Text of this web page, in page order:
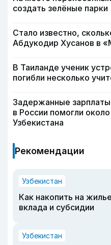
создать зелёные парки
Стало известно,
Абдукодир Хусанов в
В Таиланде ученик
погибли несколько
Задержанные
в России помогли
Узбекистана
Рекомендации
Узбекистан
Как накопить на
вклада и субсидии
Узбекистан